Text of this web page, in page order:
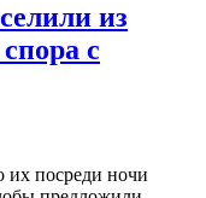
из
с
их посреди ночи